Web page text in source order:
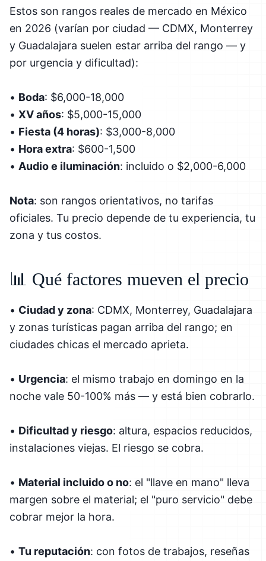
Estos son rangos reales de mercado en México
en 2026 (varían por ciudad — CDMX, Monterrey
y Guadalajara suelen estar arriba del rango — y
por urgencia y dificultad):
• Boda: $6,000-18,000
• XV años: $5,000-15,000
• Fiesta (4 horas): $3,000-8,000
• Hora extra: $600-1,500
• Audio e iluminación: incluido o $2,000-6,000
Nota: son rangos orientativos, no tarifas
oficiales. Tu precio depende de tu experiencia, tu
zona y tus costos.
📊 Qué factores mueven el precio
• Ciudad y zona: CDMX, Monterrey, Guadalajara
y zonas turísticas pagan arriba del rango; en
ciudades chicas el mercado aprieta.
• Urgencia: el mismo trabajo en domingo en la
noche vale 50-100% más — y está bien cobrarlo.
• Dificultad y riesgo: altura, espacios reducidos,
instalaciones viejas. El riesgo se cobra.
• Material incluido o no: el "llave en mano" lleva
margen sobre el material; el "puro servicio" debe
cobrar mejor la hora.
• Tu reputación: con fotos de trabajos, reseñas